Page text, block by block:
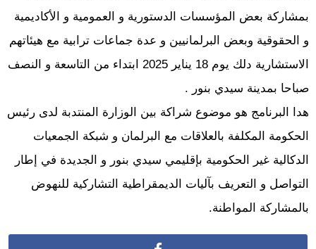
بمشاركة بعض المؤسسات الدستورية و العمومية و الأكاديمية
و الحقوقية وبعض البرلمانيين و عدة جماعات ترابية مع هيئاتهم
الاستشارية دلك يوم 18 يناير 2025 ابتداء من التاسعة و النصف
صباحا بمدينة سيدي بنور .
هدا البرنامج هو موضوع شراكة بين الوزارة المنتدبة لدى رئيس
الحكومة المكلفة بالعلاقات مع البرلمان و شبكة الجمعيات
الدكالية غير الحكومية بإقليمي سيدي بنور و الجديدة في إطار
التواصل و التعريف بآليات الديمقراطية التشاركية للنهوض
بالمشاركة المواطنة.